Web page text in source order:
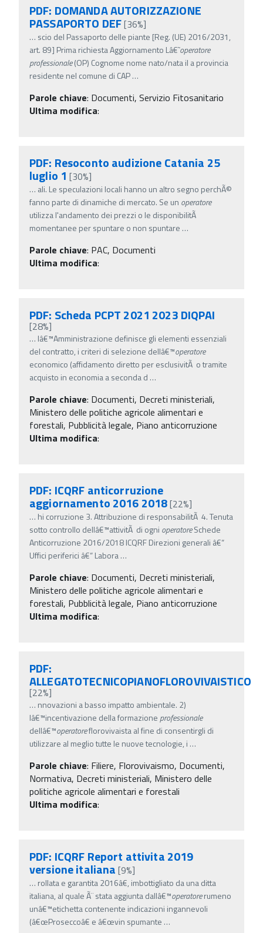
PDF: DOMANDA AUTORIZZAZIONE
PASSAPORTO DEF[36%]
… scio del Passaporto delle piante [Reg. (UE) 2016/2031,
art. 89] Prima richiesta Aggiornamento Lâ€˜operatore
professionale(OP) Cognome nome nato/nata il a provincia
residente nel comune di CAP…
Parole chiave: Documenti, Servizio Fitosanitario
Ultima modifica:
PDF: Resoconto audizione Catania 25
luglio 1[30%]
… ali. Le speculazioni locali hanno un altro segno perchÃ©
fanno parte di dinamiche di mercato. Se un operatore
utilizza l'andamento dei prezzi o le disponibilitÃ
momentanee per spuntare o non spuntare …
Parole chiave: PAC, Documenti
Ultima modifica:
PDF: Scheda PCPT 2021 2023 DIQPAI
[28%]
… lâ€™Amministrazione definisce gli elementi essenziali
del contratto, i criteri di selezione dellâ€™operatore
economico (affidamento diretto per esclusivitÃ o tramite
acquisto in economia a seconda d …
Parole chiave: Documenti, Decreti ministeriali,
Ministero delle politiche agricole alimentari e
forestali, Pubblicità legale, Piano anticorruzione
Ultima modifica:
PDF: ICQRF anticorruzione
aggiornamento 2016 2018[22%]
… hi corruzione 3. Attribuzione di responsabilitÃ 4. Tenuta
sotto controllo dellâ€™attivitÃ di ogni operatoreSchede
Anticorruzione 2016/2018 ICQRF Direzioni generali â€“
Uffici periferici â€“ Labora…
Parole chiave: Documenti, Decreti ministeriali,
Ministero delle politiche agricole alimentari e
forestali, Pubblicità legale, Piano anticorruzione
Ultima modifica:
PDF:
ALLEGATOTECNICOPIANOFLOROVIVAISTICO
[22%]
… nnovazioni a basso impatto ambientale. 2)
lâ€™incentivazione della formazione professionale
dellâ€™operatoreflorovivaista al fine di consentirgli di
utilizzare al meglio tutte le nuove tecnologie, i …
Parole chiave: Filiere, Florovivaismo, Documenti,
Normativa, Decreti ministeriali, Ministero delle
politiche agricole alimentari e forestali
Ultima modifica:
PDF: ICQRF Report attivita 2019
versione italiana [9%]
… rollata e garantita 2016â€, imbottigliato da una ditta
italiana, al quale Ã¨ stata aggiunta dallâ€™operatorerumeno
unâ€™etichetta contenente indicazioni ingannevoli
(â€œProseccoâ€ e â€œvin spumante …